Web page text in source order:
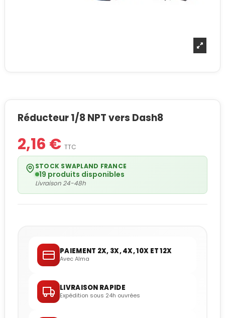
Réducteur 1/8 NPT vers Dash8
2,16 € TTC
STOCK SWAPLAND FRANCE
19 produits disponibles
Livraison 24-48h
PAIEMENT 2X, 3X, 4X, 10X ET 12X
Avec Alma
LIVRAISON RAPIDE
Expédition sous 24h ouvrées